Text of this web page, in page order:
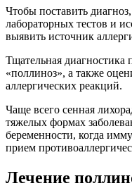
Чтобы поставить
лабораторных тестов и
выявить источник
Тщательная диагностика
«поллиноз», а также
аллергических реакций.
Чаще всего сенная
тяжелых формах
беременности, когда
прием
Лечение